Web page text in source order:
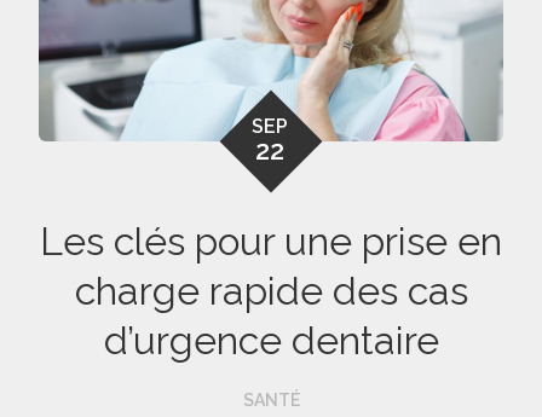
SEP
22
Les clés pour une prise en
charge rapide des cas
d’urgence dentaire
SANTÉ